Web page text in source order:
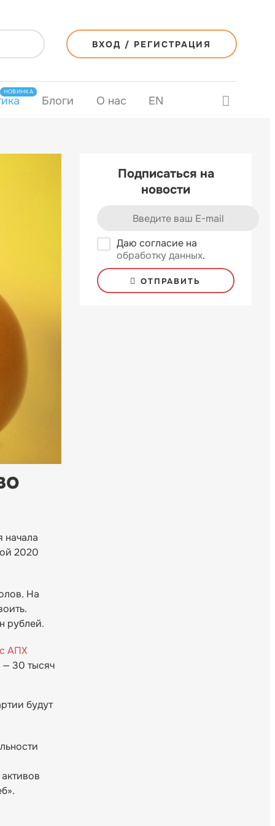
ВХОД / РЕГИСТРАЦИЯ
НОВИНКА
Блоги О нас EN
начала
2020
На
рублей.
АПХ
30 тысяч
будут
Подписаться на
новости
Даю согласие на
обработку данных.
ОТПРАВИТЬ